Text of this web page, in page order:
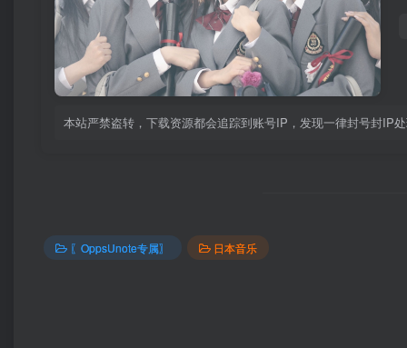
本站严禁盗转，下载资源都会追踪到账号IP，发现一律封号封IP
〖OppsUnote专属〗 日本音乐